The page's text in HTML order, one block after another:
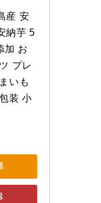
産 安
納芋 5
加 お
プレ
いも
装 小